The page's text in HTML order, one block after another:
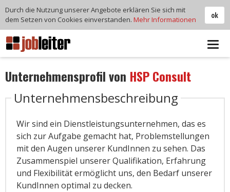
Unternehmensprofil von HSP Consult
Unternehmensbeschreibung
Wir sind ein Dienstleistungsunternehmen, das es
sich zur Aufgabe gemacht hat, Problemstellungen
mit den Augen unserer KundInnen zu sehen. Das
Zusammenspiel unserer Qualifikation, Erfahrung
und Flexibilität ermöglicht uns, den Bedarf unserer
KundInnen optimal zu decken.
ok
Durch die Nutzung unserer Angebote erklären Sie sich mit
dem Setzen von Cookies einverstanden. Mehr Informationen